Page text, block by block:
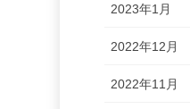
2023年1月
2022年12月
2022年11月